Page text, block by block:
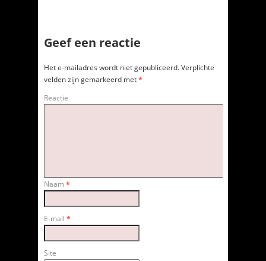
Geef een reactie
Het e-mailadres wordt niet gepubliceerd. Verplichte
velden zijn gemarkeerd met*
Reactie
Naam *
E-mail *
Site